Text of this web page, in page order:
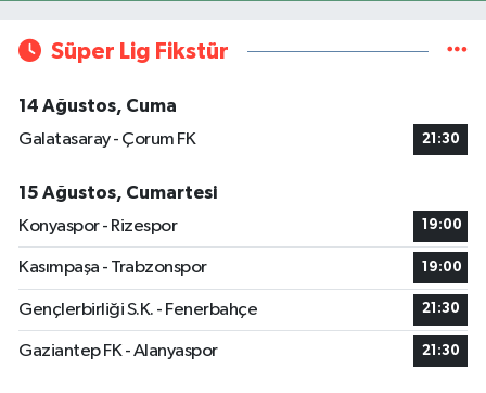
Süper Lig Fikstür
14 Ağustos, Cuma
Galatasaray - Çorum FK
21:30
15 Ağustos, Cumartesi
Konyaspor - Rizespor
19:00
Kasımpaşa - Trabzonspor 19:00
Gençlerbirliği S.K. - Fenerbahçe 21:30
Gaziantep FK - Alanyaspor 21:30